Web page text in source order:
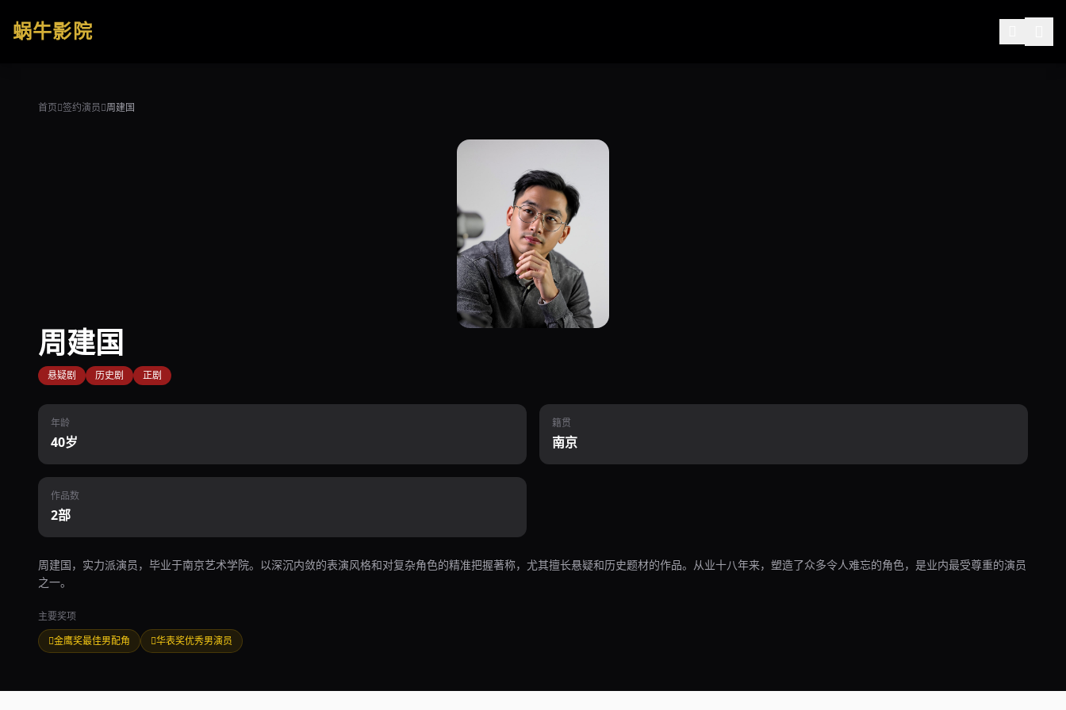
蜗牛影院
签约演员
首页 签约演员 周建国
周建国
悬疑剧 历史剧 正剧
年龄
40岁
籍贯
南京
作品数
2部
周建国，实力派演员，毕业于南京艺术学院。以深沉内敛的表演风格和对复杂角色的精准把握著称，尤其擅长悬疑和历史题材的作品。从业十八年来，塑造了众多令人难忘的角色，是业内最受尊重的演员
之一。
主要奖项
金鹰奖最佳男配角
华表奖优秀男演员